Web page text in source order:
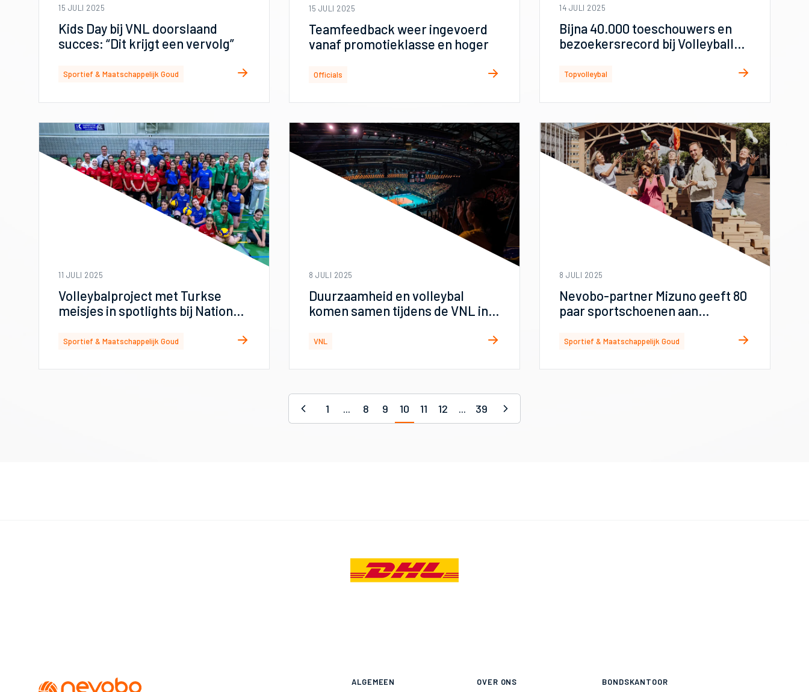
15 JULI 2025
Kids Day bij VNL doorslaand
succes: “Dit krijgt een vervolg”
Sportief & Maatschappelijk Goud
15 JULI 2025
Teamfeedback weer ingevoerd
vanaf promotieklasse en hoger
Officials
14 JULI 2025
Bijna 40.000 toeschouwers en
bezoekersrecord bij Volleyball
Topvolleybal
11 JULI 2025
Volleybalproject met Turkse
meisjes in spotlights bij Nations
Sportief & Maatschappelijk Goud
8 JULI 2025
Duurzaamheid en volleybal
komen samen tijdens de VNL in
VNL
8 JULI 2025
Nevobo-partner Mizuno geeft 80
paar sportschoenen aan
Sportief & Maatschappelijk Goud
1 ... 8 9 10 11 12 ... 39
ALGEMEEN OVER ONS BONDSKANTOOR